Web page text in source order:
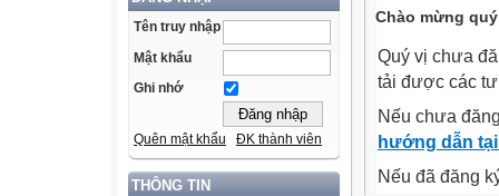
Tên truy nhập
Mật khẩu
Ghi nhớ
Quên mật khẩu ĐK thành viên
THÔNG TIN
Chào mừng
Quý vị chưa
tải được các
Nếu chưa
hướng dẫn
Nếu đã đăng